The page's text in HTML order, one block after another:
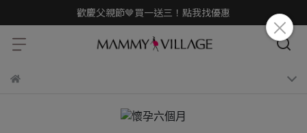
歡慶父親節🤎買一送三！點我找優惠